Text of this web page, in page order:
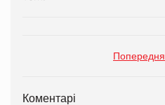
Попередня
Коментарі